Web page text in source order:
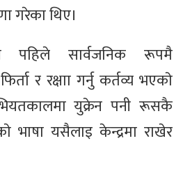
गरेका थिए।
पहिले सार्वजनिक रूपमै
र रक्षाा गर्नु कर्तव्य भएकाे
युक्रेन पनी रूसकै
भाषा यसैलाइ केन्द्रमा राखेर